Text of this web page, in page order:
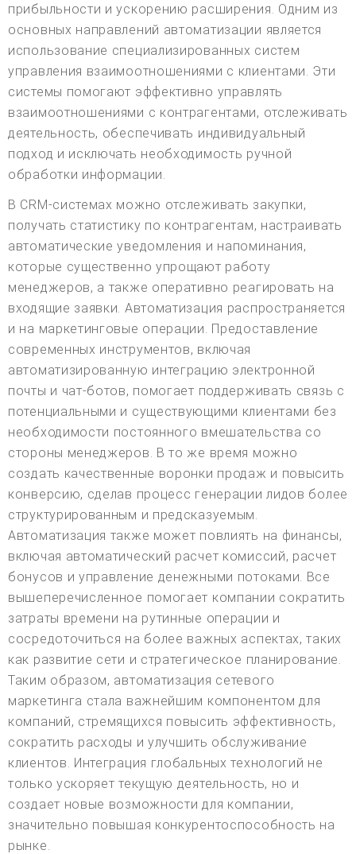
прибыльности и ускорению расширения. Одним из
основных направлений автоматизации является
использование специализированных систем
управления взаимоотношениями с клиентами. Эти
системы помогают эффективно управлять
взаимоотношениями с контрагентами, отслеживать
деятельность, обеспечивать индивидуальный
подход и исключать необходимость ручной
обработки информации.
В CRM-системах можно отслеживать закупки,
получать статистику по контрагентам, настраивать
автоматические уведомления и напоминания,
которые существенно упрощают работу
менеджеров, а также оперативно реагировать на
входящие заявки. Автоматизация распространяется
и на маркетинговые операции. Предоставление
современных инструментов, включая
автоматизированную интеграцию электронной
почты и чат-ботов, помогает поддерживать связь с
потенциальными и существующими клиентами без
необходимости постоянного вмешательства со
стороны менеджеров. В то же время можно
создать качественные воронки продаж и повысить
конверсию, сделав процесс генерации лидов более
структурированным и предсказуемым.
Автоматизация также может повлиять на финансы,
включая автоматический расчет комиссий, расчет
бонусов и управление денежными потоками. Все
вышеперечисленное помогает компании сократить
затраты времени на рутинные операции и
сосредоточиться на более важных аспектах, таких
как развитие сети и стратегическое планирование.
Таким образом, автоматизация сетевого
маркетинга стала важнейшим компонентом для
компаний, стремящихся повысить эффективность,
сократить расходы и улучшить обслуживание
клиентов. Интеграция глобальных технологий не
только ускоряет текущую деятельность, но и
создает новые возможности для компании,
значительно повышая конкурентоспособность на
рынке.